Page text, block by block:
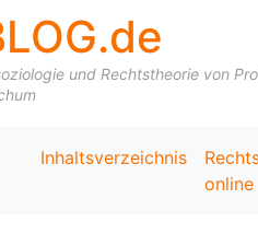
und Rechtstheorie von
Inhaltsverzeichnis
online